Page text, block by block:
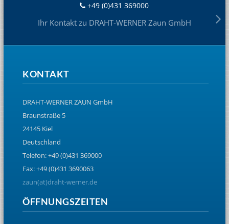
+49 (0)431 369000
Ihr Kontakt zu DRAHT-WERNER Zaun GmbH
KONTAKT
DRAHT-WERNER ZAUN GmbH
Braunstraße 5
24145 Kiel
Deutschland
Telefon: +49 (0)431 369000
Fax: +49 (0)431 3690063
zaun(at)draht-werner.de
ÖFFNUNGSZEITEN